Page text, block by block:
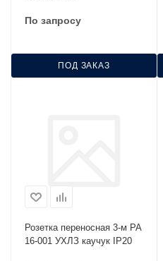
По запросу
ПОД ЗАКАЗ
Розетка переносная 3-м РА
16-001 УХЛЗ каучук IP20